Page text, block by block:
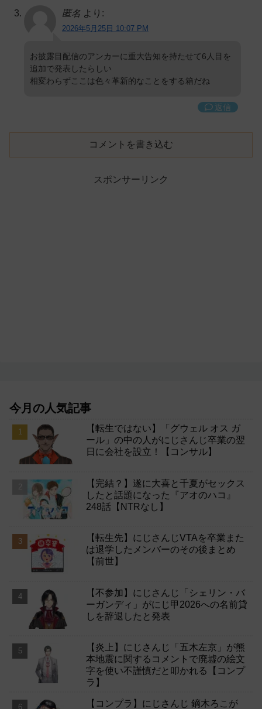
匿名 より:
2026年5月25日 10:07 PM
お披露目配信のアンカーに重大告知を持たせて6人目を
追加で発表したらしい
相変わらずここは色々革新的なことをする箱だね
返信
コメントを書き込む
スポンサーリンク
今月の人気記事
【転生ではない】「グウェル オス ガ
ール」の中の人がにじさんじ卒業の翌
日に会社を設立！【コンサル】
【完結？】遂に大喜と千夏がセックス
したと話題になった『アオのハコ』
248話【NTRなし】
【転生先】にじさんじVTAを卒業また
は退学したメンバーのその後まとめ
【前世】
【不参加】にじさんじ「シェリン・バ
ーガンディ」がにじ甲2026への名前貸
しを辞退したと発表
【炎上】にじさんじ「五木左京」が熊
本地震に関するコメントで廃墟の絵文
字を使い不謹慎だと叩かれる【コンプ
ラ】
【コンプラ】にじさんじ 鏑木ろこが